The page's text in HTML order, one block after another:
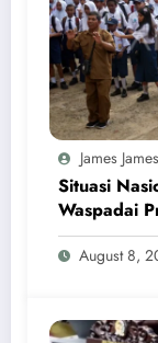
James James
Situasi
Waspadai
August 8,